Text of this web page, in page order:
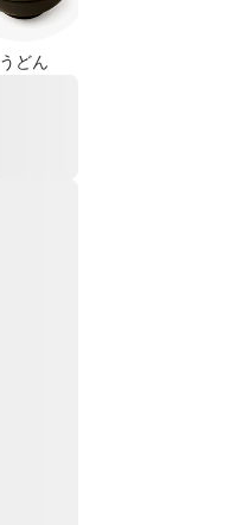
うどん